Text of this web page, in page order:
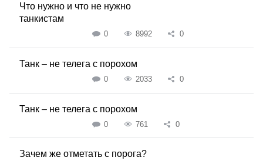
Что нужно и что не нужно
танкистам
0 8992 0
Танк – не телега с порохом
0 2033 0
Танк – не телега с порохом
0 761 0
Зачем же отметать с порога?